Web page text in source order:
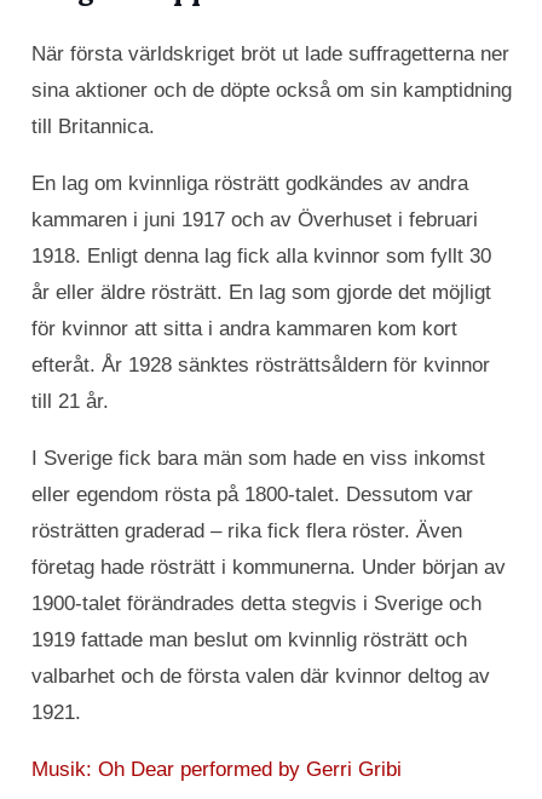
När första världskriget bröt ut lade suffragetterna ner
sina aktioner och de döpte också om sin kamptidning
till Britannica.
En lag om kvinnliga rösträtt godkändes av andra
kammaren i juni 1917 och av Överhuset i februari
1918. Enligt denna lag fick alla kvinnor som fyllt 30
år eller äldre rösträtt. En lag som gjorde det möjligt
för kvinnor att sitta i andra kammaren kom kort
efteråt. År 1928 sänktes rösträttsåldern för kvinnor
till 21 år.
I Sverige fick bara män som hade en viss inkomst
eller egendom rösta på 1800-talet. Dessutom var
rösträtten graderad – rika fick flera röster. Även
företag hade rösträtt i kommunerna. Under början av
1900-talet förändrades detta stegvis i Sverige och
1919 fattade man beslut om kvinnlig rösträtt och
valbarhet och de första valen där kvinnor deltog av
1921.
Musik: Oh Dear performed by Gerri Gribi